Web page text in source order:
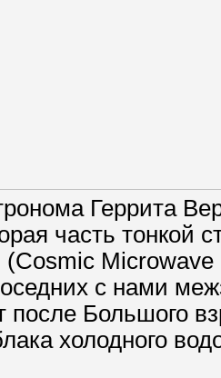
Геррита
часть тонкой
с нами
после Большого
холодного